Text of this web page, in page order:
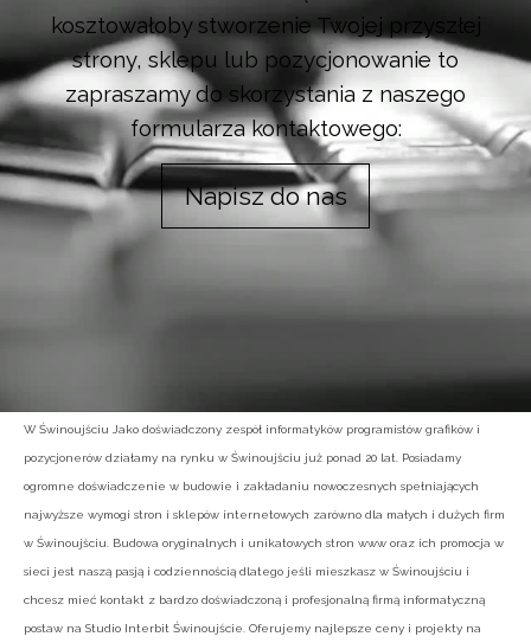
kosztowałoby stworzenie Twojej przyszłej
strony, sklepu lub pozycjonowanie to
zapraszamy do skorzystania z naszego
formularza kontaktowego:
Napisz do nas
W Świnoujściu Jako doświadczony zespół informatyków programistów grafików i
pozycjonerów działamy na rynku w Świnoujściu już ponad 20 lat. Posiadamy
ogromne doświadczenie w budowie i zakładaniu nowoczesnych spełniających
najwyższe wymogi stron i sklepów internetowych zarówno dla małych i dużych firm
w Świnoujściu. Budowa oryginalnych i unikatowych stron www oraz ich promocja w
sieci jest naszą pasją i codziennością dlatego jeśli mieszkasz w Świnoujściu i
chcesz mieć kontakt z bardzo doświadczoną i profesjonalną firmą informatyczną
postaw na Studio Interbit Świnoujście. Oferujemy najlepsze ceny i projekty na